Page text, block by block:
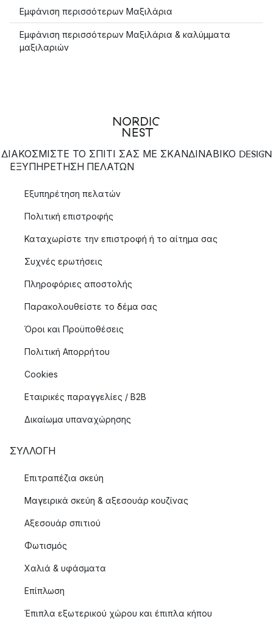
Εμφάνιση περισσότερων Μαξιλάρια
Εμφάνιση περισσότερων Μαξιλάρια & καλύμματα
μαξιλαριών
ΔΙΑΚΟΣΜΙΣΤΕ ΤΟ ΣΠΙΤΙ ΣΑΣ ΜΕ ΣΚΑΝΔΙΝΑΒΙΚΟ DESIGN
ΕΞΥΠΗΡΈΤΗΣΗ ΠΕΛΑΤΏΝ
Εξυπηρέτηση πελατών
Πολιτική επιστροφής
Καταχωρίστε την επιστροφή ή το αίτημα σας
Συχνές ερωτήσεις
Πληροφόριες αποστολής
Παρακολουθείστε το δέμα σας
Όροι και Προϋποθέσεις
Πολιτική Απορρήτου
Cookies
Εταιρικές παραγγελίες / B2B
Δικαίωμα υπαναχώρησης
ΣΥΛΛΟΓΉ
Επιτραπέζια σκεύη
Μαγειρικά σκεύη & αξεσουάρ κουζίνας
Αξεσουάρ σπιτιού
Φωτισμός
Χαλιά & υφάσματα
Επίπλωση
Έπιπλα εξωτερικού χώρου και έπιπλα κήπου